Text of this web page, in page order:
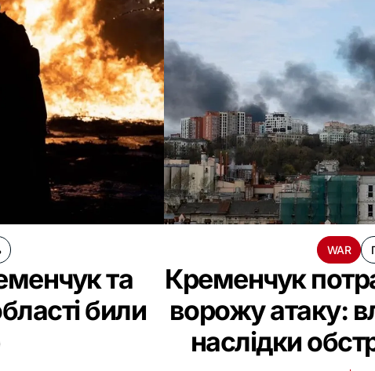
та
били
WAR
Кременчук
ворожу атаку:
наслідки